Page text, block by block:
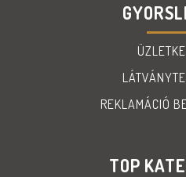
REKLAMÁCIÓ
TOP